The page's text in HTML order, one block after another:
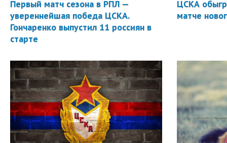
Первый матч сезона в РПЛ —
увереннейшая победа ЦСКА.
Гончаренко выпустил 11 россиян в
старте
ЦСКА
матче